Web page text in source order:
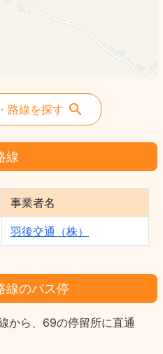
路線を探す
線
事業者名
羽後交通（株）
線のバス停
から、69の停留所に直通